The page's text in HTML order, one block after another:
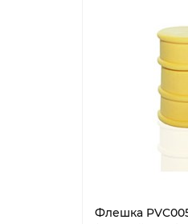
Флешка